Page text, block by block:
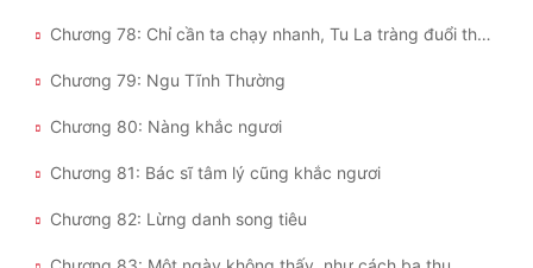
Chương 78: Chỉ cần ta chạy nhanh, Tu La tràng đuổi theo ta không kịp!
Chương 79: Ngu Tĩnh Thường
Chương 80: Nàng khắc ngươi
Chương 81: Bác sĩ tâm lý cũng khắc ngươi
Chương 82: Lừng danh song tiêu